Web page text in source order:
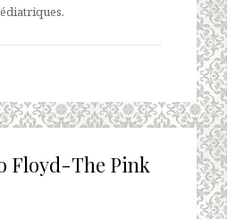
Floyd-The Pink